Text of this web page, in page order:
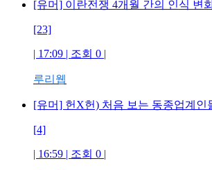
[유머] 이란전쟁 4개월 간의 인식 변
[23]
| 17:09 | 조회 0 |
루리웹
[유머] 헌X헌) 처음 보는 동종업계인
[4]
| 16:59 | 조회 0 |